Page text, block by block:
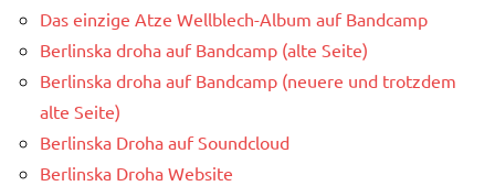
Das einzige Atze Wellblech-Album auf Bandcamp
Berlinska droha auf Bandcamp (alte Seite)
Berlinska droha auf Bandcamp (neuere und trotzdem
alte Seite)
Berlinska Droha auf Soundcloud
Berlinska Droha Website